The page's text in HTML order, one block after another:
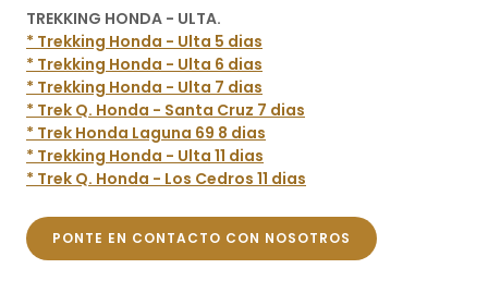
TREKKING HONDA - ULTA.
* Trekking Honda - Ulta 5 dias
* Trekking Honda - Ulta 6 dias
* Trekking Honda - Ulta 7 dias
* Trek Q. Honda - Santa Cruz 7 dias
* Trek Honda Laguna 69 8 dias
* Trekking Honda - Ulta 11 dias
* Trek Q. Honda - Los Cedros 11 dias
PONTE EN CONTACTO CON NOSOTROS